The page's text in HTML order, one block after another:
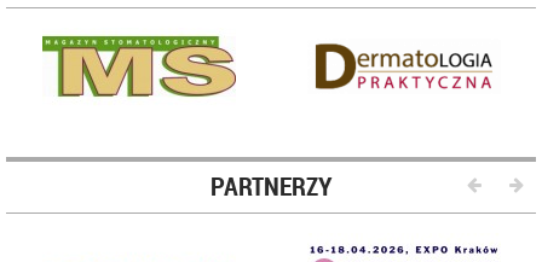
PARTNERZY